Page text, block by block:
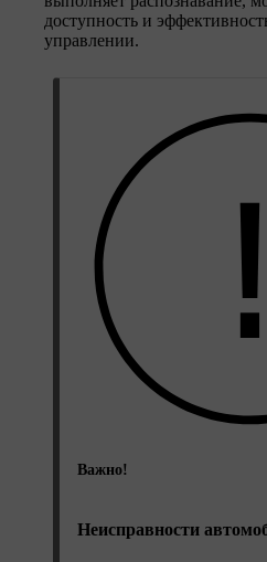
доступность и
управлении.
Важно!
Неисправности